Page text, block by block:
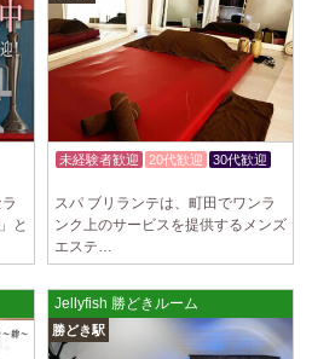
！！ 求人探しに苦労されている貴方様
を徹底しています。 セクハラ…
ーム
「本気で稼ぎたい！」「もっと人気セ
あなたを全力でサポートします…
あなたを全力でサポートします…
と
未経験者歓迎 20代歓迎
30代歓迎
スパ ブリランテは、町田でワンラ
ンク上のサービスを提供するメンズ
エステ…
Jellyfish 勝どきルーム
勝どき駅